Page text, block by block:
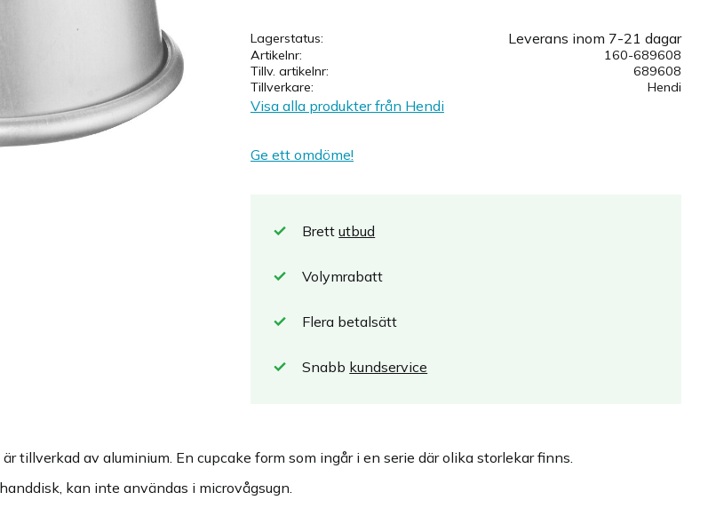
Lagerstatus Leverans inom 7-21 dagar
Artikelnr
160-689608
Tillv. artikelnr
689608
Tillverkare
Hendi
Visa alla produkter från Hendi
Ge ett omdöme!
Brettutbud
Volymrabatt
Flera betalsätt
Snabb kundservice
tillverkad av aluminium. En cupcake form som ingår i en serie där olika storlekar finns.
kan inte användas i microvågsugn.